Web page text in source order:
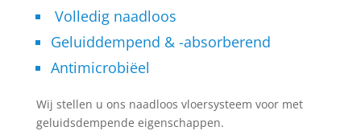
Volledig naadloos
Geluiddempend & -absorberend
Antimicrobiëel
Wij stellen u ons naadloos vloersysteem voor met
geluidsdempende eigenschappen.